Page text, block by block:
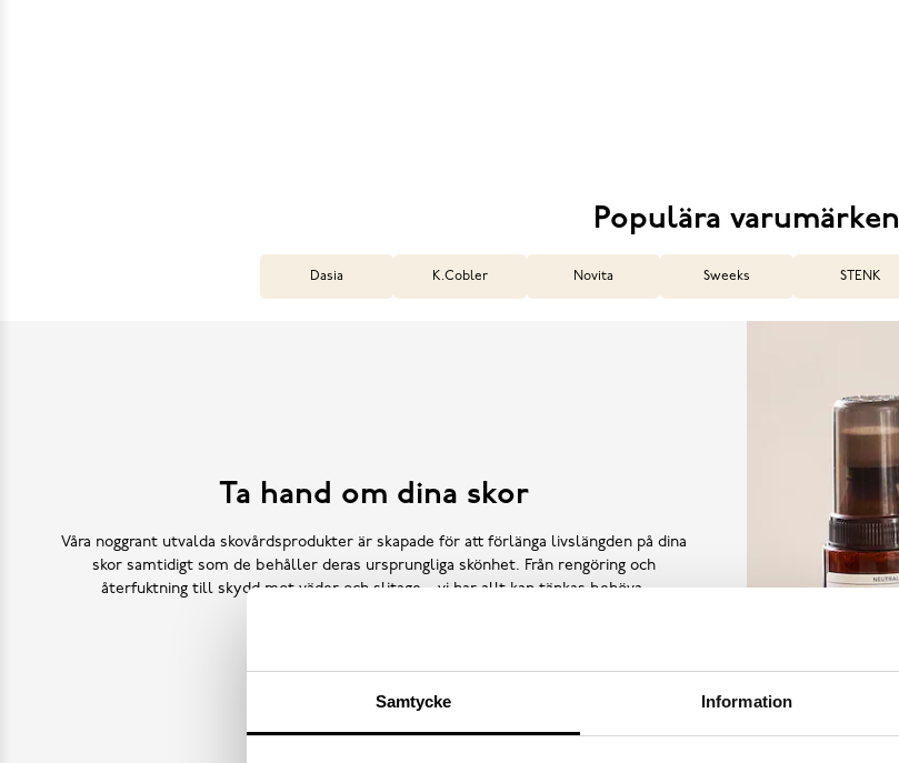
Samtycke Information
Populära varumärken
Dasia K.Cobler Novita Sweeks STENK
Ta hand om dina skor
Våra noggrant utvalda skovårdsprodukter är skapade för att förlänga livslängden på dina
skor samtidigt som de behåller deras ursprungliga skönhet. Från rengöring och
återfuktning till skydd mot väder och slitage – vi har allt kan tänkas behöva.